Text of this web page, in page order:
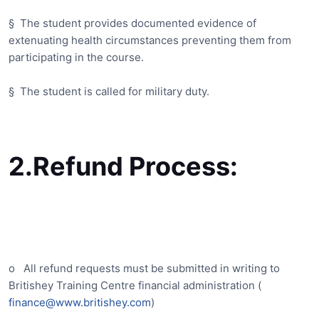
§ The student provides documented evidence of
extenuating health circumstances preventing them from
participating in the course.
§ The student is called for military duty.
2.Refund Process:
o
All refund requests must be submitted in writing to
Britishey Training Centre financial administration (
finance@www.britishey.com)